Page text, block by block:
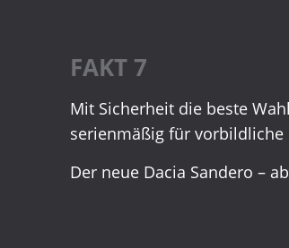
FAKT 7
Mit Sicherheit die beste
serienmäßig für vorbildliche
Der neue Dacia Sandero –